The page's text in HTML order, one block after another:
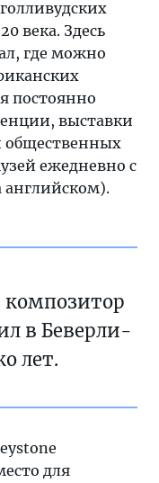
века. Здесь
где можно
постоянно
выставки
общественных
ежедневно с
английском).
в Беверли-
лет.
для